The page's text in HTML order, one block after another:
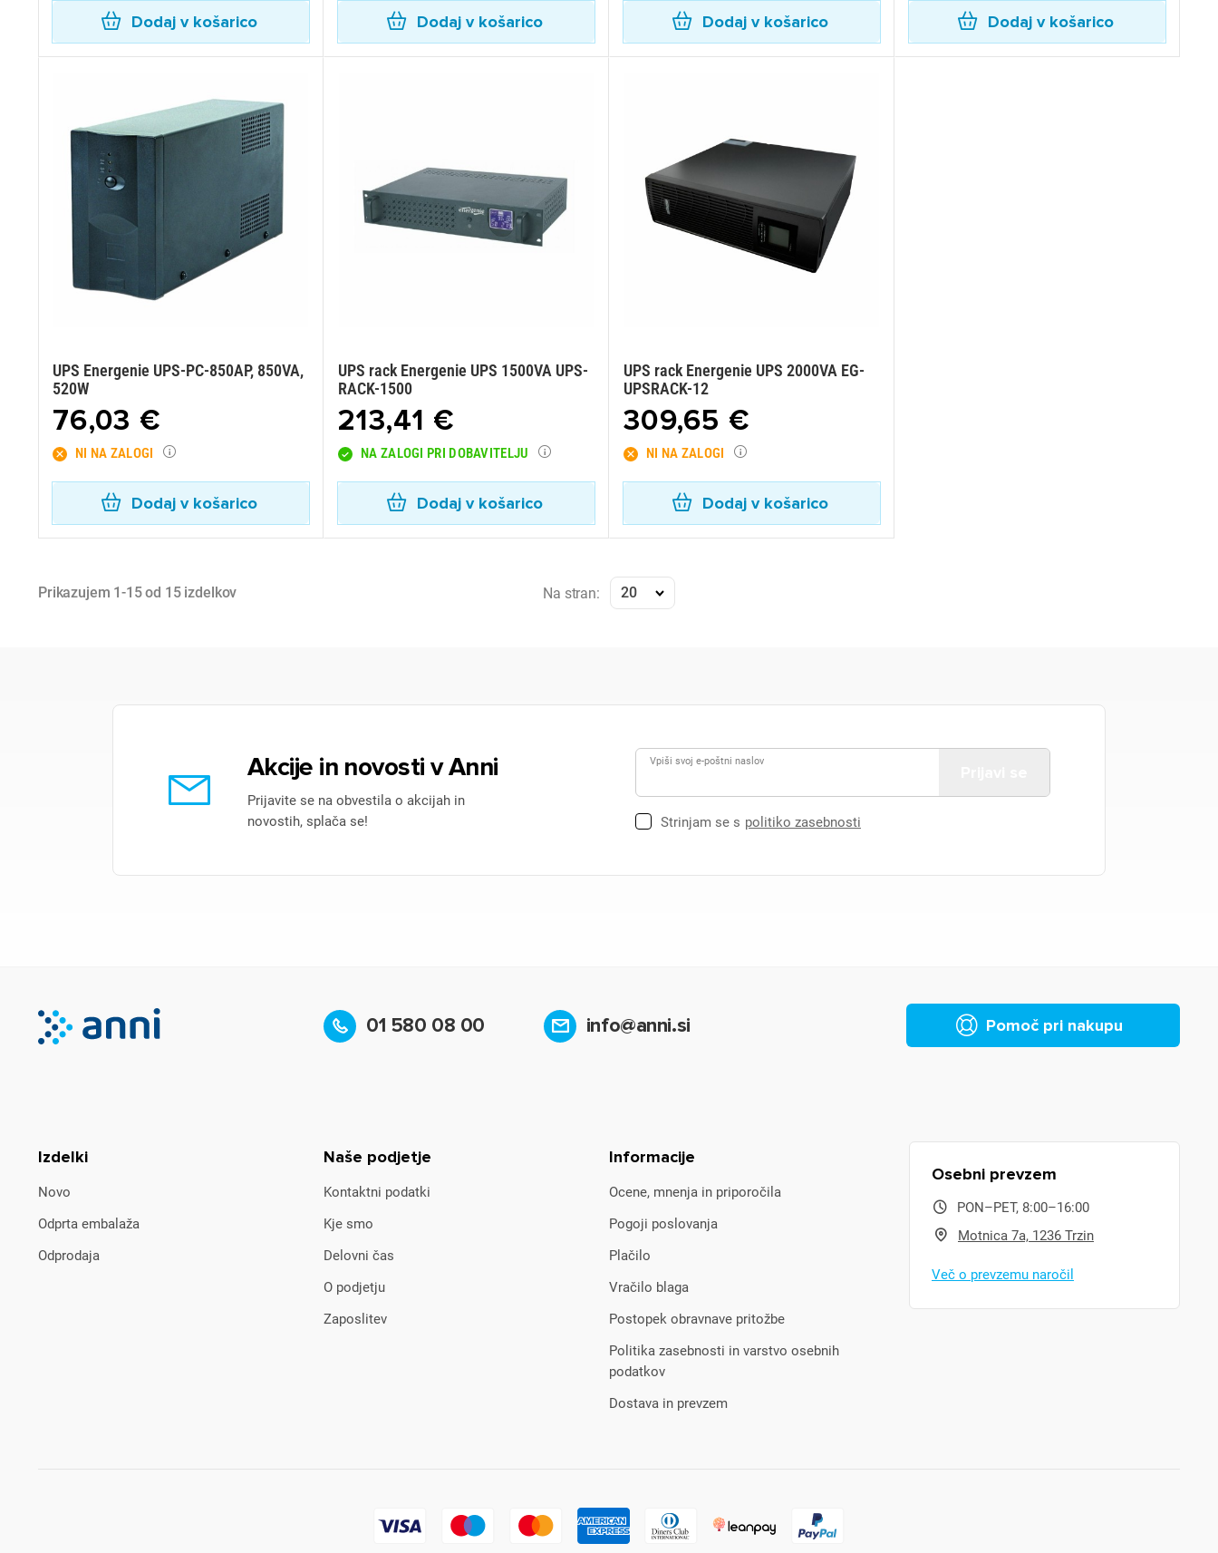
Dodaj v košarico Dodaj v košarico Dodaj v košarico Dodaj v košarico
UPS Energenie UPS-PC-850AP, 850VA,
520W
76,03 €
NI NA ZALOGI
Dodaj v košarico
UPS rack Energenie UPS 1500VA UPS-
RACK-1500
213,41 €
NA ZALOGI PRI DOBAVITELJU
Dodaj v košarico
UPS rack Energenie UPS 2000VA EG-
UPSRACK-12
309,65 €
NI NA ZALOGI
Dodaj v košarico
Prikazujem 1-15 od 15 izdelkov Na stran: 20
Akcije in novosti v Anni
Prijavite se na obvestila o akcijah in
novostih, splača se!
Vpiši svoj e-poštni naslov
Strinjam se s politiko zasebnosti
01 580 08 00 info@anni.si Pomoč pri nakupu
Izdelki
Novo
Odprta embalaža
Odprodaja
Naše podjetje
Kontaktni podatki
Kje smo
Delovni čas
O podjetju
Zaposlitev
Informacije
Ocene, mnenja in priporočila
Pogoji poslovanja
Plačilo
Vračilo blaga
Postopek obravnave pritožbe
Politika zasebnosti in varstvo osebnih
podatkov
Dostava in prevzem
Osebni prevzem
PON–PET, 8:00–16:00
Motnica 7a, 1236 Trzin
Več o prevzemu naročil
Prekliči Prijava